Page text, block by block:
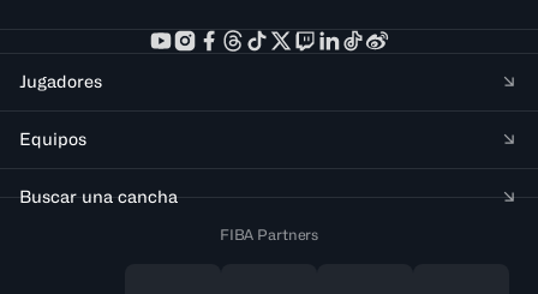
Jugadores
Equipos
Buscar una cancha
FIBA Partners